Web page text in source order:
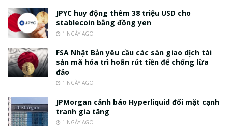
JPYC huy động thêm 38 triệu USD cho
stablecoin bằng đồng yen
1 NGÀY AGO
FSA Nhật Bản yêu cầu các sàn giao dịch tài
sản mã hóa trì hoãn rút tiền để chống lừa
đảo
1 NGÀY AGO
JPMorgan cảnh báo Hyperliquid đối mặt cạnh
tranh gia tăng
1 NGÀY AGO